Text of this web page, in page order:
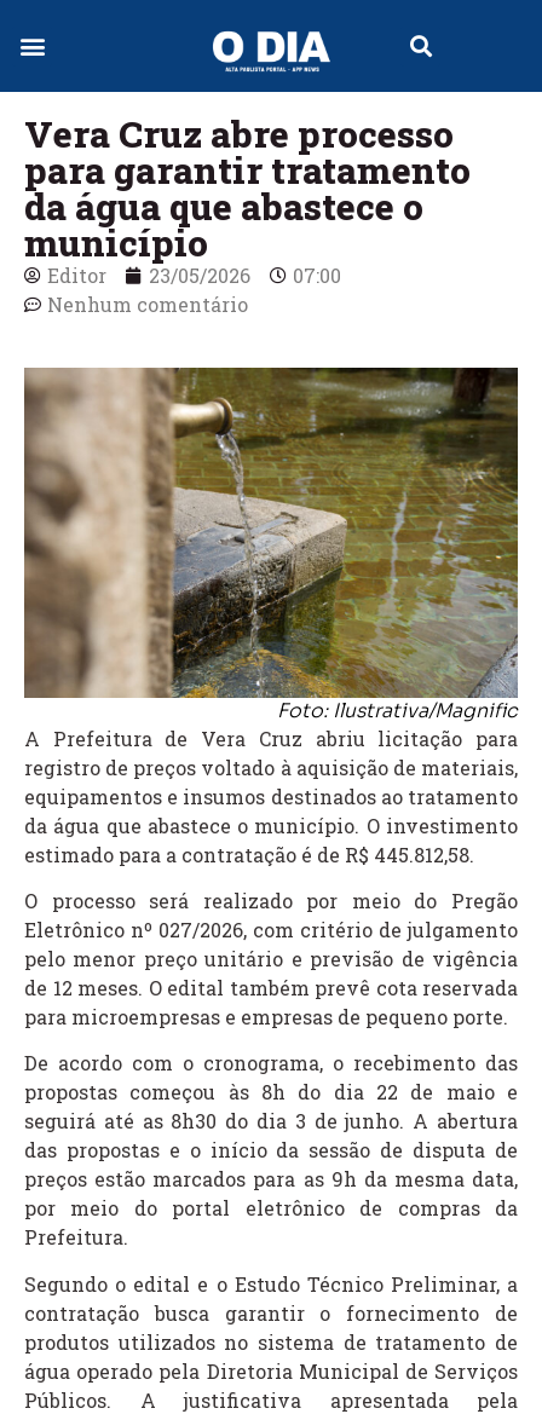
Vera Cruz abre processo
para garantir tratamento
da água que abastece o
município
Editor 23/05/2026
07:00
Nenhum comentário
Foto: Ilustrativa/Magnific
A Prefeitura de Vera Cruz abriu licitação para
registro de preços voltado à aquisição de materiais,
equipamentos e insumos destinados ao tratamento
da água que abastece o município. O investimento
estimado para a contratação é de R$ 445.812,58.
O processo será realizado por meio do Pregão
Eletrônico nº 027/2026, com critério de julgamento
pelo menor preço unitário e previsão de vigência
de 12 meses. O edital também prevê cota reservada
para microempresas e empresas de pequeno porte.
De acordo com o cronograma, o recebimento das
propostas começou às 8h do dia 22 de maio e
seguirá até as 8h30 do dia 3 de junho. A abertura
das propostas e o início da sessão de disputa de
preços estão marcados para as 9h da mesma data,
por meio do portal eletrônico de compras da
Prefeitura.
Segundo o edital e o Estudo Técnico Preliminar, a
contratação busca garantir o fornecimento de
produtos utilizados no sistema de tratamento de
água operado pela Diretoria Municipal de Serviços
Públicos. A justificativa apresentada pela